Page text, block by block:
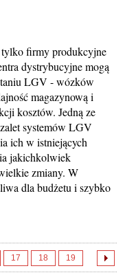
tylko firmy produkcyjne
dystrybucyjne mogą
LGV - wózków
magazynową i
kosztów. Jedną ze
systemów LGV
ich w istniejących
jakichkolwiek
zmiany. W
dla budżetu i szybko
17 18 19